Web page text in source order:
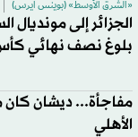
«الشرق الأوسط» (بوينس آيرس)
الجزائر إلى مونديال
بلوغ نصف نهائي كأس
مفاجأة... ديشان كان
الأهلي